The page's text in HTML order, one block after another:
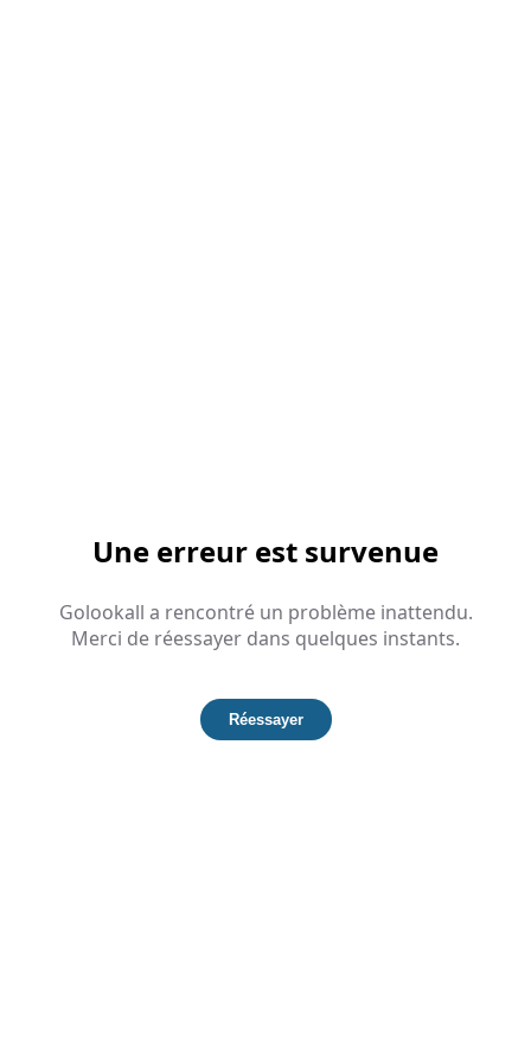
Une erreur est survenue
Golookall a rencontré un problème inattendu.
Merci de réessayer dans quelques instants.
Réessayer